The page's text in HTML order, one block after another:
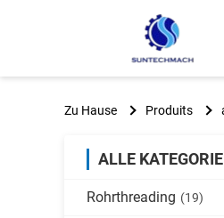
Zu Hause Produits
ALLE
Rohrthreading (19)